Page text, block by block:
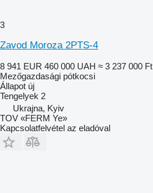
3
Zavod Moroza 2PTS-4
8 941 EUR 460 000 UAH ≈ 3 237 000 Ft
Mezőgazdasági pótkocsi
Állapot új
Tengelyek 2
Ukrajna, Kyiv
TOV «FERM Ye»
Kapcsolatfelvétel az eladóval